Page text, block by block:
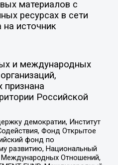
материалов с
ресурсах в сети
на источник
и международных
признана
Российской
демократии, Институт
Фонд Открытое
фонд по
развитию, Национальный
Отношений,